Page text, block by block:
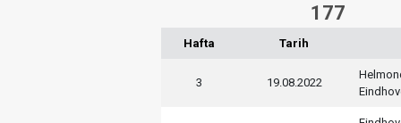
177
Hafta Tarih
3 19.08.2022